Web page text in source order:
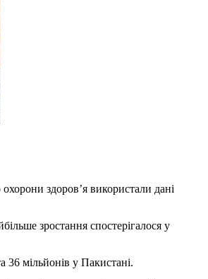
здоров’я використали дані
зростання спостерігалося у
36 мільйонів у Пакистані.